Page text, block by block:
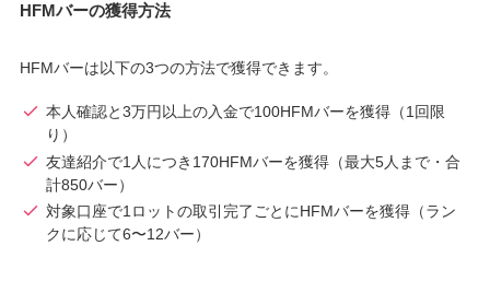
HFMバーの獲得方法
HFMバーは以下の3つの方法で獲得できます。
本人確認と3万円以上の入金で100HFMバーを獲得（1回限
り）
友達紹介で1人につき170HFMバーを獲得（最大5人まで・合
計850バー）
対象口座で1ロットの取引完了ごとにHFMバーを獲得（ラン
クに応じて6〜12バー）